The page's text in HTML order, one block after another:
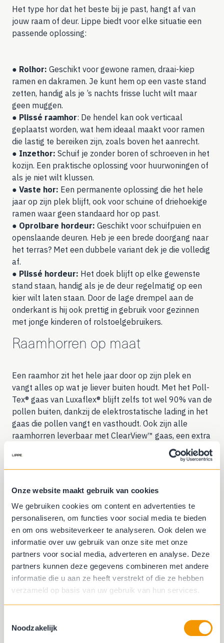
Onze website maakt gebruik van cookies
We gebruiken cookies om content en advertenties te
personaliseren, om functies voor social media te bieden
en om ons websiteverkeer te analyseren. Ook delen we
informatie over uw gebruik van onze site met onze
partners voor social media, adverteren en analyse. Deze
partners kunnen deze gegevens combineren met andere
informatie die u aan ze heeft verstrekt of die ze hebben
verzameld op basis van uw gebruik van hun services.
Noodzakelijk
Het type hor dat het beste bij je past, hangt af van
jouw raam of deur. Lippe biedt voor elke situatie een
passende oplossing:
● Rolhor: Geschikt voor gewone ramen, draai-kiep
ramen en dakramen. Je kunt hem op een vaste stand
zetten, handig als je ’s nachts frisse lucht wilt maar
geen muggen.
● Plissé raamhor: De hendel kan ook verticaal
geplaatst worden, wat hem ideaal maakt voor ramen
die lastig te bereiken zijn, zoals boven het aanrecht.
● Inzethor: Schuif je zonder boren of schroeven in het
kozijn. Een praktische oplossing voor huurwoningen of
als je niet wilt klussen.
● Vaste hor: Een permanente oplossing die het hele
jaar op zijn plek blijft, ook voor schuine of driehoekige
ramen waar geen standaard hor op past.
● Oprolbare hordeur: Geschikt voor schuifpuien en
openslaande deuren. Heb je een brede doorgang naar
het terras? Met een dubbele variant dek je die volledig
af.
● Plissé hordeur: Het doek blijft op elke gewenste
stand staan, handig als je de deur regelmatig op een
kier wilt laten staan. Door de lage drempel aan de
onderkant is hij ook prettig in gebruik voor gezinnen
met jonge kinderen of rolstoelgebruikers.
Raamhorren op maat
Een raamhor zit het hele jaar door op zijn plek en
vangt alles op wat je liever buiten houdt. Met het Poll-
Tex® gaas van Luxaflex® blijft zelfs tot wel 90% van de
pollen buiten, dankzij de elektrostatische lading in het
gaas die pollen vangt en vasthoudt. Ook zijn alle
raamhorren leverbaar met ClearView™ gaas, een extra
fijn gaas dat nauwelijks zichtbaar is maar wel volledig
beschermt.